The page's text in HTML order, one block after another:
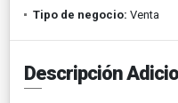
Tipo de negocio: Venta
Descripción